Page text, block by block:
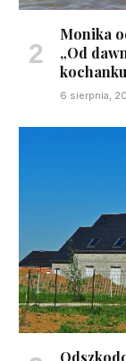
Monika
„Od
6 sierpnia,